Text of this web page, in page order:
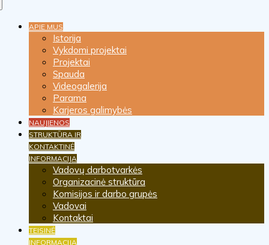
APIE MUS
Istorija
Vykdomi projektai
Projektai
Spauda
Videogalerija
Parama
Karjeros galimybės
NAUJIENOS
STRUKTŪRA IR
KONTAKTINĖ
INFORMACIJA
Vadovų darbotvarkės
Organizacinė struktūra
Komisijos ir darbo grupės
Vadovai
Kontaktai
TEISINĖ
INFORMACIJA